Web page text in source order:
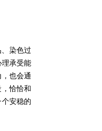
染色过
承受能
也会通
恰恰和
安稳的